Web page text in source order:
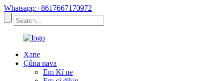
Whatsapp:+8617667170972
Xane
Çûna nava
Em Kî ne